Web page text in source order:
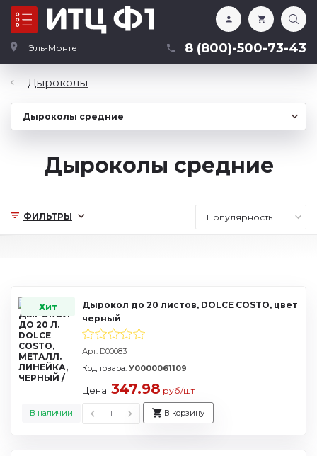
Эль-Монте 8 (800)-500-73-43
Каталог
ФИЛЬТРЫ
Дыроколы
Дыроколы средние
Хит
Дырокол до 20 листов, DOLCE COSTO, цвет
черный
Арт. D00083
В наличии
Код товара: У0000061109
Цена: 347.98 руб/шт
В корзину